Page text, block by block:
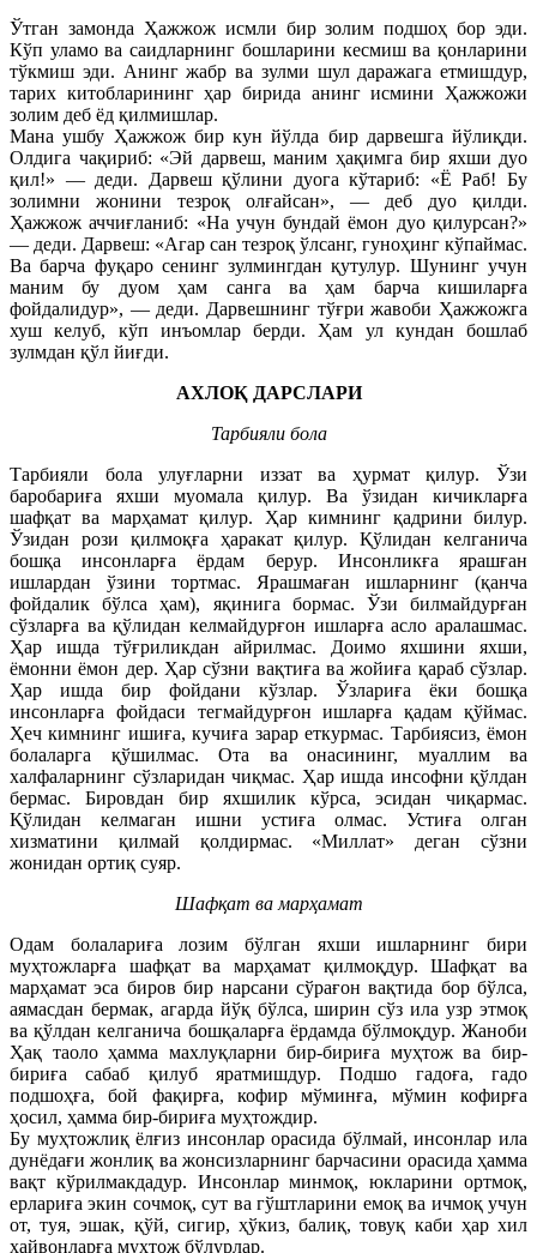
Ўтган замонда Ҳажжож исмли бир золим подшоҳ бор эди.
Кўп уламо ва саидларнинг бошларини кесмиш ва қонларини
тўкмиш эди. Анинг жабр ва зулми шул даражага етмишдур,
тарих китобларининг ҳар бирида анинг исмини Ҳажжожи
золим деб ёд қилмишлар.
Мана ушбу Ҳажжож бир кун йўлда бир дарвешга йўлиқди.
Олдига чақириб: «Эй дарвеш, маним ҳақимга бир яхши дуо
қил!» — деди. Дарвеш қўлини дуога кўтариб: «Ё Раб! Бу
золимни жонини тезроқ олғайсан», — деб дуо қилди.
Ҳажжож аччиғланиб: «На учун бундай ёмон дуо қилурсан?»
— деди. Дарвеш: «Агар сан тезроқ ўлсанг, гуноҳинг кўпаймас.
Ва барча фуқаро сенинг зулмингдан қутулур. Шунинг учун
маним бу дуом ҳам санга ва ҳам барча кишиларға
фойдалидур», — деди. Дарвешнинг тўғри жавоби Ҳажжожга
хуш келуб, кўп инъомлар берди. Ҳам ул кундан бошлаб
зулмдан қўл йиғди.
АХЛОҚ ДАРСЛАРИ
Тарбияли бола
Тарбияли бола улуғларни иззат ва ҳурмат қилур. Ўзи
баробариға яхши муомала қилур. Ва ўзидан кичикларға
шафқат ва марҳамат қилур. Ҳар кимнинг қадрини билур.
Ўзидан рози қилмоқға ҳаракат қилур. Қўлидан келганича
бошқа инсонларға ёрдам берур. Инсонликға ярашған
ишлардан ўзини тортмас. Ярашмаған ишларнинг (қанча
фойдалик бўлса ҳам), яқинига бормас. Ўзи билмайдурған
сўзларға ва қўлидан келмайдурғон ишларға асло аралашмас.
Ҳар ишда тўғриликдан айрилмас. Доимо яхшини яхши,
ёмонни ёмон дер. Ҳар сўзни вақтиға ва жойиға қараб сўзлар.
Ҳар ишда бир фойдани кўзлар. Ўзлариға ёки бошқа
инсонларға фойдаси тегмайдурғон ишларға қадам қўймас.
Ҳеч кимнинг ишиға, кучиға зарар еткурмас. Тарбиясиз, ёмон
болаларга қўшилмас. Ота ва онасининг, муаллим ва
халфаларнинг сўзларидан чиқмас. Ҳар ишда инсофни қўлдан
бермас. Бировдан бир яхшилик кўрса, эсидан чиқармас.
Қўлидан келмаган ишни устиға олмас. Устиға олган
хизматини қилмай қолдирмас. «Миллат» деган сўзни
жонидан ортиқ суяр.
Шафқат ва марҳамат
Одам болалариға лозим бўлган яхши ишларнинг бири
муҳтожларға шафқат ва марҳамат қилмоқдур. Шафқат ва
марҳамат эса биров бир нарсани сўрағон вақтида бор бўлса,
аямасдан бермак, агарда йўқ бўлса, ширин сўз ила узр этмоқ
ва қўлдан келганича бошқаларға ёрдамда бўлмоқдур. Жаноби
Ҳақ таоло ҳамма махлуқларни бир-бириға муҳтож ва бир-
бириға сабаб қилуб яратмишдур. Подшо гадоға, гадо
подшоҳға, бой фақирға, кофир мўминға, мўмин кофирға
ҳосил, ҳамма бир-бириға муҳтождир.
Бу муҳтожлиқ ёлғиз инсонлар орасида бўлмай, инсонлар ила
дунёдағи жонлиқ ва жонсизларнинг барчасини орасида ҳамма
вақт кўрилмакдадур. Инсонлар минмоқ, юкларини ортмоқ,
ерлариға экин сочмоқ, сут ва гўштларини емоқ ва ичмоқ учун
от, туя, эшак, қўй, сигир, ҳўкиз, балиқ, товуқ каби ҳар хил
ҳайвонларға муҳтож бўлурлар.